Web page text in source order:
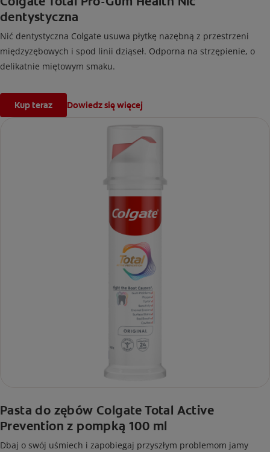
dentystyczna
Nić dentystyczna Colgate usuwa płytkę nazębną z przestrzeni
międzyzębowych i spod linii dziąseł. Odporna na strzępienie, o
delikatnie miętowym smaku.
Kup teraz Dowiedz się więcej
Pasta do zębów Colgate Total Active
Prevention z pompką 100 ml
Dbaj o swój uśmiech i zapobiegaj przyszłym problemom jamy